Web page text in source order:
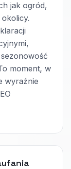
jak ogród,
moment, w
wyraźnie